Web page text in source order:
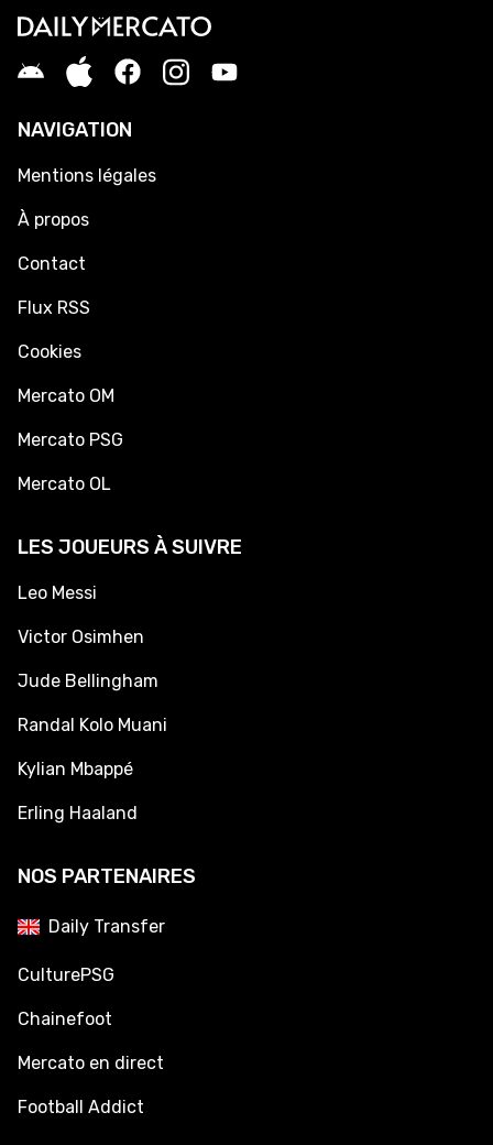
NAVIGATION
Mentions légales
À propos
Contact
Flux RSS
Cookies
Mercato OM
Mercato PSG
Mercato OL
LES JOUEURS À SUIVRE
Leo Messi
Victor Osimhen
Jude Bellingham
Randal Kolo Muani
Kylian Mbappé
Erling Haaland
NOS PARTENAIRES
Daily Transfer
CulturePSG
Chainefoot
Mercato en direct
Football Addict